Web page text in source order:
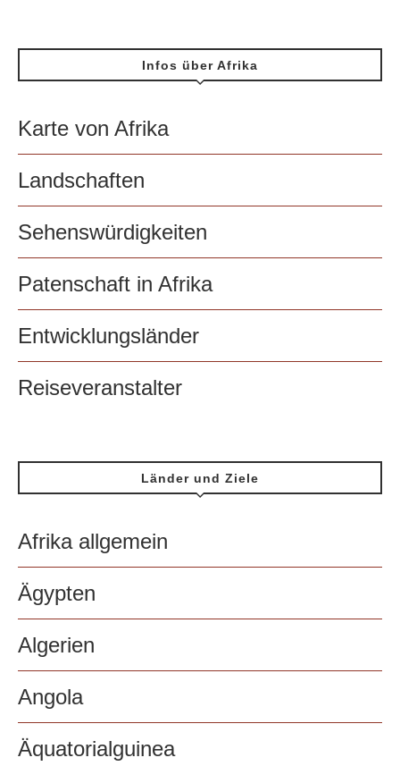
Infos über Afrika
Karte von Afrika
Landschaften
Sehenswürdigkeiten
Patenschaft in Afrika
Entwicklungsländer
Reiseveranstalter
Länder und Ziele
Afrika allgemein
Ägypten
Algerien
Angola
Äquatorialguinea